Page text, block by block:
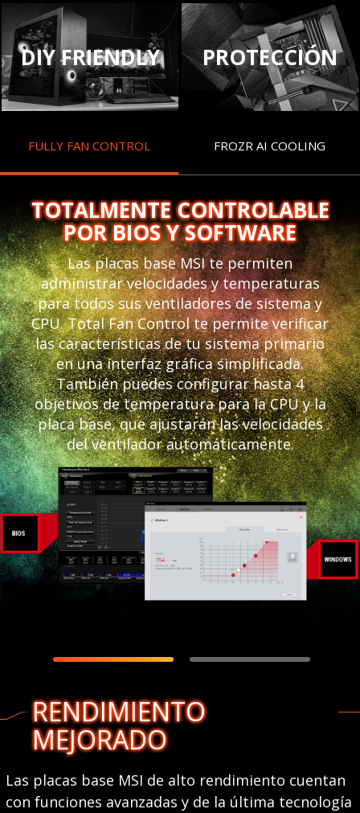
DIY FRIENDLY PROTECCIÓN
FULLY FAN CONTROL FROZR AI COOLING
TOTALMENTE CONTROLABLE
POR BIOS Y SOFTWARE
Las placas base MSI te permiten
administrar velocidades y temperaturas
para todos sus ventiladores de sistema y
CPU. Total Fan Control te permite verificar
las características de tu sistema primario
en una interfaz gráfica simplificada.
También puedes configurar hasta 4
objetivos de temperatura para la CPU y la
placa base, que ajustarán las velocidades
del ventilador automáticamente.
RENDIMIENTO
MEJORADO
Las placas base MSI de alto rendimiento cuentan
con funciones avanzadas y de la última tecnología